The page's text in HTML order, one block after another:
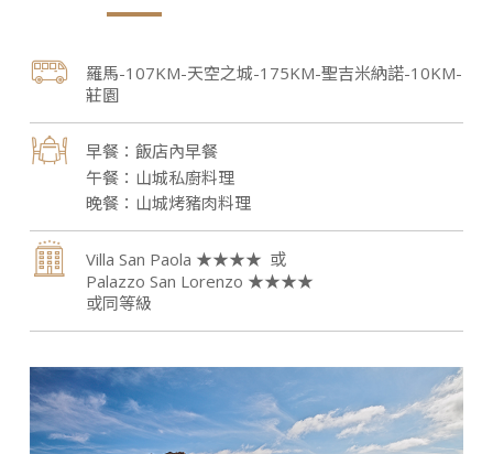
羅馬-107KM-天空之城-175KM-聖吉米納諾-10KM-
莊園
飯店內早餐
山城私廚料理
山城烤豬肉料理
Villa San Paola ★★★★
Palazzo San Lorenzo ★★★★
或同等級